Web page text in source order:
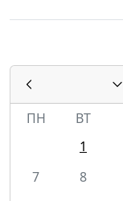
ПН
ВТ
1
7
8